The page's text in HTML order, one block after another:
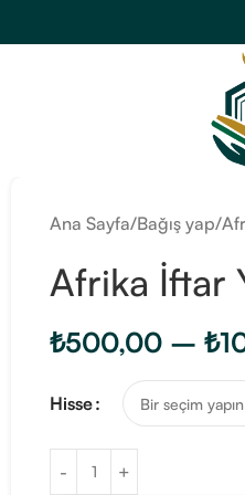
Ana Sayfa Bağış yap
Afrika İftar
₺500,00 – ₺
Hisse